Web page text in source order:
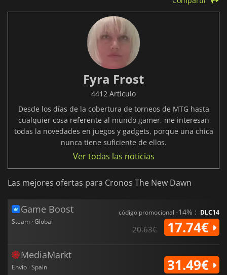
Fyra Frost
4412 Artículo
Desde los días de la cobertura de torneos de MTG hasta
cualquier cosa referente al mundo gamer, me interesan
todas la novedades en juegos y gadgets, porque una chica
nunca tiene suficiente de ellos.
Ver todas las noticias
Las mejores ofertas para Cronos The New Dawn
Game Boost
Steam · Global
código promocional -14% : DLC14
20.63€ 17.74€
MediaMarkt
Envío · Spain 31.49€